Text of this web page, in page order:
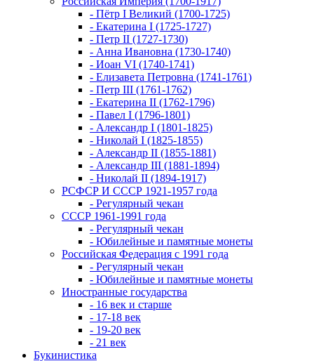
- Пётр I Великий (1700-1725)
- Екатерина I (1725-1727)
- Петр II (1727-1730)
- Анна Ивановна (1730-1740)
- Иоан VI (1740-1741)
- Елизавета Петровна (1741-1761)
- Петр III (1761-1762)
- Екатерина II (1762-1796)
- Павел I (1796-1801)
- Александр I (1801-1825)
- Николай I (1825-1855)
- Александр II (1855-1881)
- Александр III (1881-1894)
- Николай II (1894-1917)
РСФСР И СССР 1921-1957 года
- Регулярный чекан
СССР 1961-1991 года
- Регулярный чекан
- Юбилейные и памятные монеты
Российская Федерация с 1991 года
- Регулярный чекан
- Юбилейные и памятные монеты
Иностранные государства
- 16 век и старше
- 17-18 век
- 19-20 век
- 21 век
Букинистика